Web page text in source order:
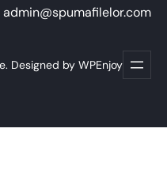
admin@spumafilelor.com
Designed by WPEnjoy